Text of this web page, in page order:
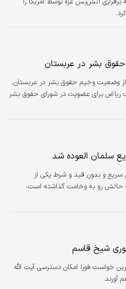
از وضعیت وخیم حقوق بشر در عربستان،
ریاض برای عضویت در شورای حقوق بشر
سلمان العوده شد
سریع و بدون قید و شرط یکی از
حالش رو به وخامت گذاشته است،
شیخ قاسم
خواست فورا امکان دسترسی آیت الله
آورند.